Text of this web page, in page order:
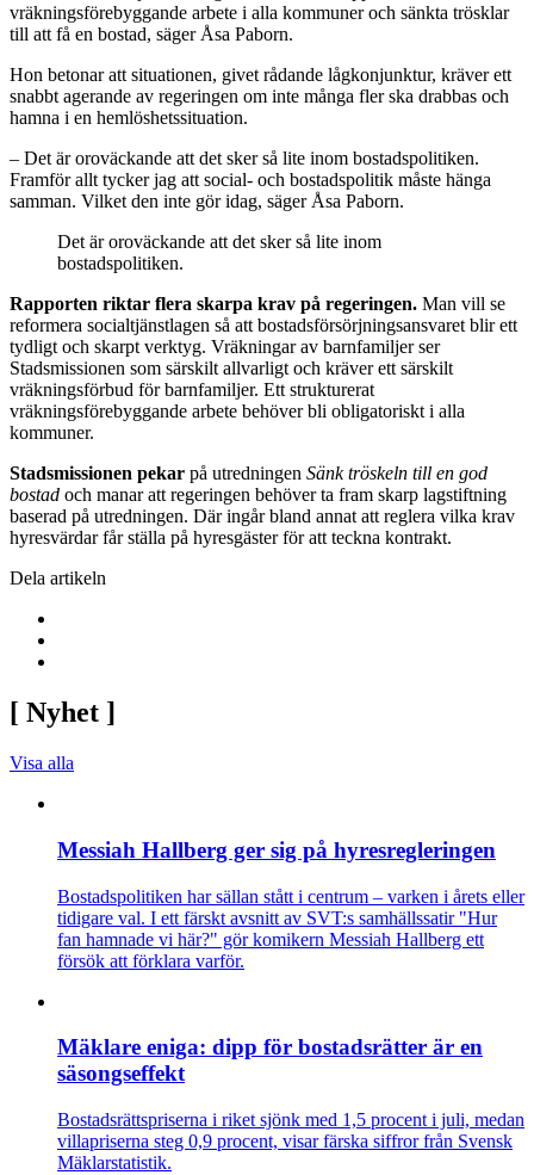
vräkningsförebyggande arbete i alla kommuner och sänkta trösklar
till att få en bostad, säger Åsa Paborn.
Hon betonar att situationen, givet rådande lågkonjunktur, kräver ett
snabbt agerande av regeringen om inte många fler ska drabbas och
hamna i en hemlöshetssituation.
– Det är oroväckande att det sker så lite inom bostadspolitiken.
Framför allt tycker jag att social- och bostadspolitik måste hänga
samman. Vilket den inte gör idag, säger Åsa Paborn.
Det är oroväckande att det sker så lite inom
bostadspolitiken.
Rapporten riktar flera skarpa krav på regeringen. Man vill se
reformera socialtjänstlagen så att bostadsförsörjningsansvaret blir ett
tydligt och skarpt verktyg. Vräkningar av barnfamiljer ser
Stadsmissionen som särskilt allvarligt och kräver ett särskilt
vräkningsförbud för barnfamiljer. Ett strukturerat
vräkningsförebyggande arbete behöver bli obligatoriskt i alla
kommuner.
Stadsmissionen pekar på utredningen Sänk tröskeln till en god
bostad och manar att regeringen behöver ta fram skarp lagstiftning
baserad på utredningen. Där ingår bland annat att reglera vilka krav
hyresvärdar får ställa på hyresgäster för att teckna kontrakt.
Dela artikeln
[ Nyhet ]
Visa alla
Messiah Hallberg ger sig på hyresregleringen
Bostadspolitiken har sällan stått i centrum – varken i årets eller
tidigare val. I ett färskt avsnitt av SVT:s samhällssatir "Hur
fan hamnade vi här?" gör komikern Messiah Hallberg ett
försök att förklara varför.
Mäklare eniga: dipp för bostadsrätter är en
säsongseffekt
Bostadsrättspriserna i riket sjönk med 1,5 procent i juli, medan
villapriserna steg 0,9 procent, visar färska siffror från Svensk
Mäklarstatistik.